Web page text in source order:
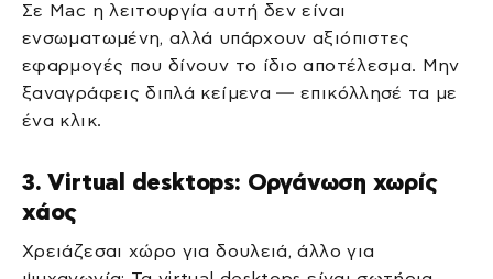
Σε Mac η λειτουργία αυτή δεν είναι
ενσωματωμένη, αλλά υπάρχουν αξιόπιστες
εφαρμογές που δίνουν το ίδιο αποτέλεσμα. Μην
ξαναγράφεις διπλά κείμενα — επικόλλησέ τα με
ένα κλικ.
3. Virtual desktops: Οργάνωση χωρίς
χάος
Χρειάζεσαι χώρο για δουλειά, άλλο για